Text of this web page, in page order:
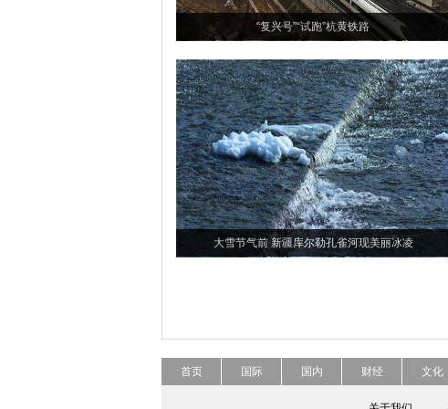
“复兴号”“试跑”杭黄铁路
大雪节气前 新疆库尔勒孔雀河现美丽冰凌
首页 国际 国内 财经 文化